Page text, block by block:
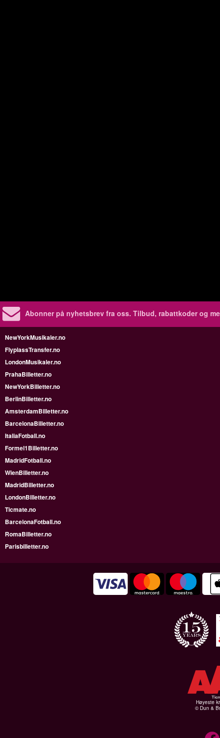
Abonner på nyhetsbrev fra oss. Tilbud, rabattkoder og
NewYorkMusikaler.no
FlyplassTransfer.no
LondonMusikaler.no
PrahaBilletter.no
NewYorkBilletter.no
BerlinBilletter.no
AmsterdamBilletter.no
BarcelonaBilletter.no
ItaliaFotball.no
Formel1Billetter.no
MadridFotball.no
WienBilletter.no
MadridBilletter.no
LondonBilletter.no
Ticmate.no
BarcelonaFotball.no
RomaBilletter.no
Parisbilletter.no
Høyeste
© Dun &